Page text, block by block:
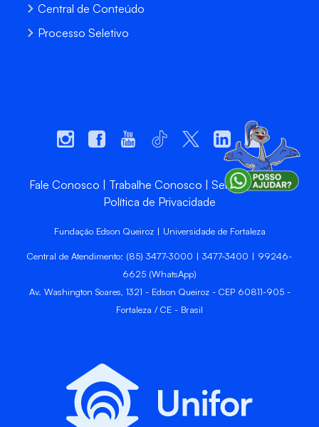
Central de Conteúdo
Processo Seletivo
Fale Conosco Trabalhe Conosco
Sempre Unifor
Política de Privacidade
Fundação Edson Queiroz | Universidade de Fortaleza
Central de Atendimento: (85) 3477-3000 | 3477-3400 | 99246-
6625 (WhatsApp)
Av. Washington Soares, 1321 - Edson Queiroz - CEP 60811-905 -
Fortaleza / CE - Brasil